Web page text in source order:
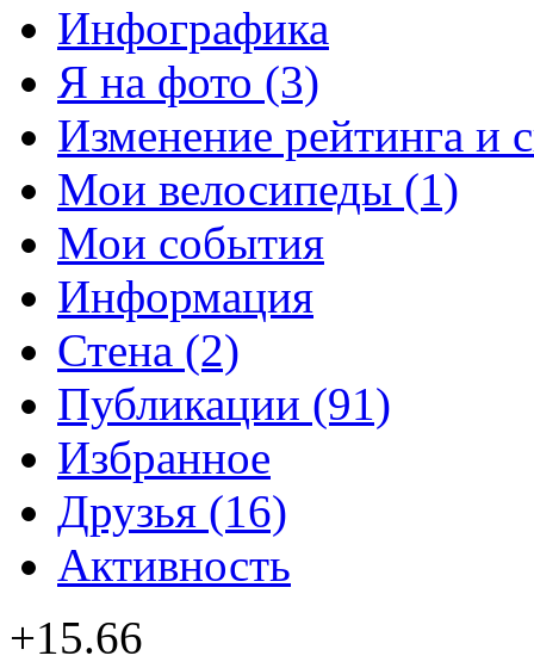
Инфографика
Я на фото (3)
Изменение рейтинга и
Мои велосипеды (1)
Мои события
Информация
Стена (2)
Публикации (91)
Избранное
Друзья (16)
Активность
+15.66